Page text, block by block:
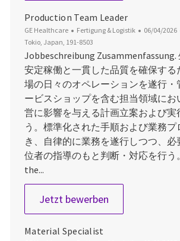
Production Team Leader
GE Healthcare Kategorie
Fertigung & Logistik Datum der
06/04/2026
Tokio, Japan, 191-8503
Jobbeschreibung
安定稼働と一貫した品質を確保する
場の日々のオペレーションを遂行・
ービスショップを含む担当領域にお
営に影響を与える計画立案および実
う。標準化された手順および業務
き、自律的に業務を遂行しつつ、必
位者の指導のもと判断・対応を行う
the...
Jetzt bewerbenProduction
Material Specialist